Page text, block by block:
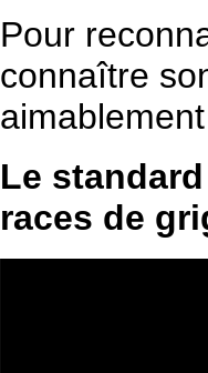
Pour
connaître
Le
races de